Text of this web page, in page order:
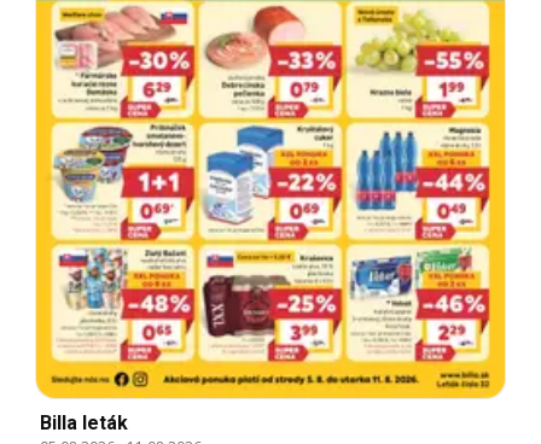
Billa leták